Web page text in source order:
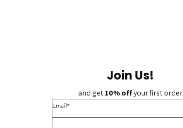
Join Us!
and get 10% off your first order
*Email